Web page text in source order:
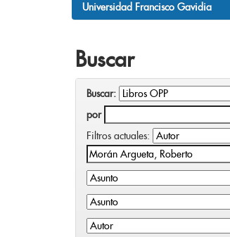
Universidad Francisco Gavidia
Buscar
Buscar:
por
Filtros actuales: